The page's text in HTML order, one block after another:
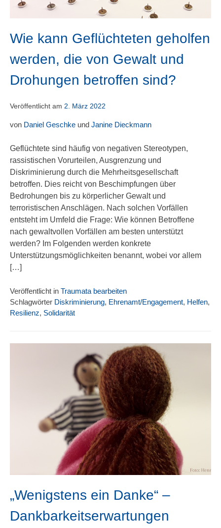
Wie kann Geflüchteten geholfen
werden, die von Gewalt und
Drohungen betroffen sind?
Veröffentlicht am 2. März 2022
von Daniel Geschke und Janine Dieckmann
Geflüchtete sind häufig von negativen Stereotypen,
rassistischen Vorurteilen, Ausgrenzung und
Diskriminierung durch die Mehrheitsgesellschaft
betroffen. Dies reicht von Beschimpfungen über
Bedrohungen bis zu körperlicher Gewalt und
terroristischen Anschlägen. Nach solchen Vorfällen
entsteht im Umfeld die Frage: Wie können Betroffene
nach gewaltvollen Vorfällen am besten unterstützt
werden? Im Folgenden werden konkrete
Unterstützungsmöglichkeiten benannt, wobei vor allem
[…]
Veröffentlicht in Traumata bearbeiten
Schlagwörter Diskriminierung, Ehrenamt/Engagement, Helfen,
Resilienz, Solidarität
„Wenigstens ein Danke“ –
Dankbarkeitserwartungen